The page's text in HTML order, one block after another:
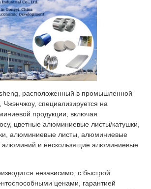
расположенный в промышленной
Чжэнчжоу, специализируется на
продукции, включая
цветные алюминиевые листы/катушки,
алюминиевые листы, алюминиевые
алюминий и нескользящие алюминиевые
независимо, с быстрой
ценами, гарантией